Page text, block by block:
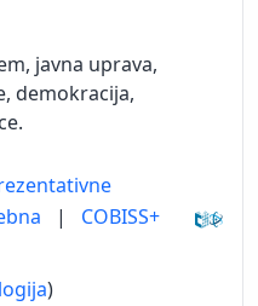
javna uprava,
demokracija,
| COBISS+
)